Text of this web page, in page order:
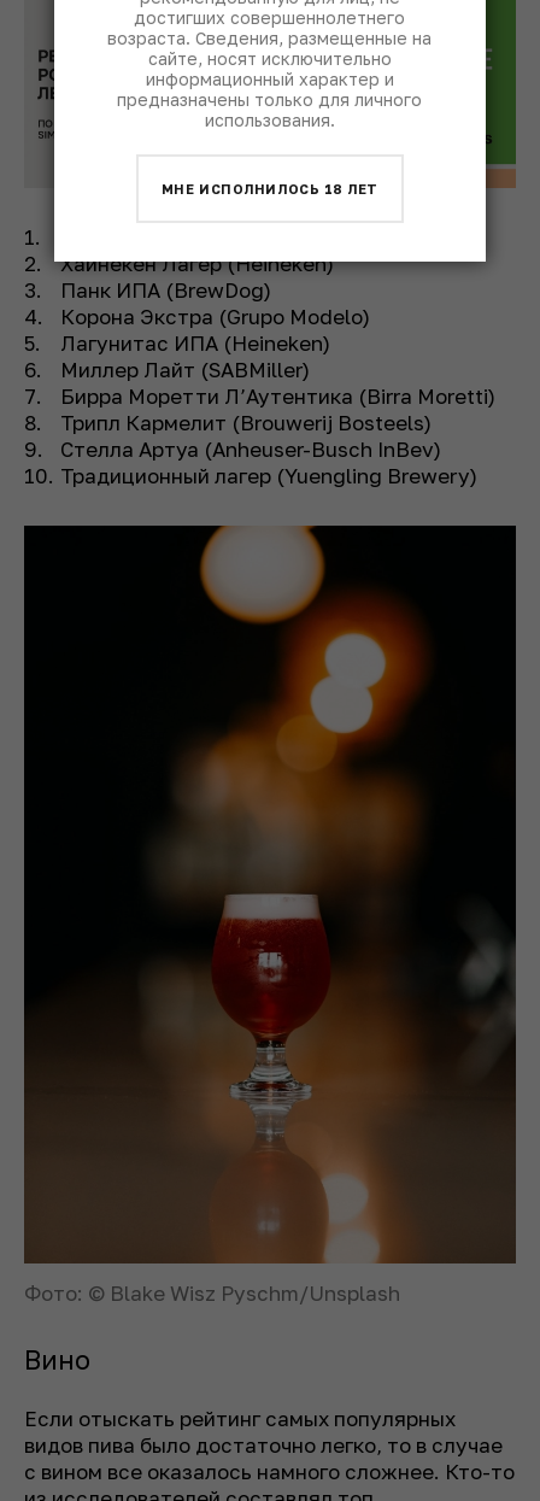
Хайнекен Лагер (Heineken)
Панк ИПА (BrewDog)
Корона Экстра (Grupo Modelo)
Лагунитас ИПА (Heineken)
Миллер Лайт (SABMiller)
Бирра Моретти Л’Аутентика (Birra Moretti)
Трипл Кармелит (Brouwerij Bosteels)
Стелла Артуа (Anheuser-Busch InBev)
Традиционный лагер (Yuengling Brewery)
Фото: © Blake Wisz Pyschm/Unsplash
Вино
Если отыскать рейтинг самых популярных
видов пива было достаточно легко, то в случае
с вином все оказалось намного сложнее. Кто-то
достигших совершеннолетнего
возраста. Сведения, размещенные на
сайте, носят исключительно
информационный характер и
предназначены только для личного
использования.
МНЕ ИСПОЛНИЛОСЬ 18 ЛЕТ